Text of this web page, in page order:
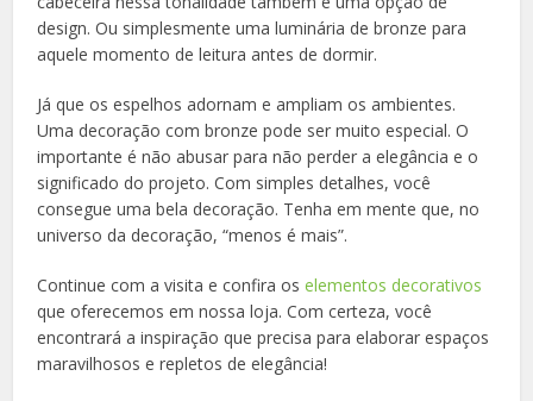
design. Ou simplesmente uma luminária de bronze para
aquele momento de leitura antes de dormir.
Já que os espelhos adornam e ampliam os ambientes.
Uma decoração com bronze pode ser muito especial. O
importante é não abusar para não perder a elegância e o
significado do projeto. Com simples detalhes, você
consegue uma bela decoração. Tenha em mente que, no
universo da decoração, “menos é mais”.
Continue com a visita e confira oselementos decorativos
que oferecemos em nossa loja. Com certeza, você
encontrará a inspiração que precisa para elaborar espaços
maravilhosos e repletos de elegância!